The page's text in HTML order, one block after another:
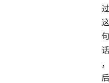
过
这
句
话
，
后